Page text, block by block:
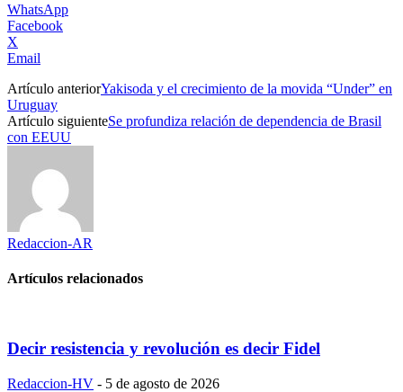
WhatsApp
Facebook
X
Email
Artículo anteriorYakisoda y el crecimiento de la movida “Under” en
Uruguay
Artículo siguienteSe profundiza relación de dependencia de Brasil
con EEUU
Redaccion-AR
Artículos relacionados
Decir resistencia y revolución es decir Fidel
Redaccion-HV - 5 de agosto de 2026